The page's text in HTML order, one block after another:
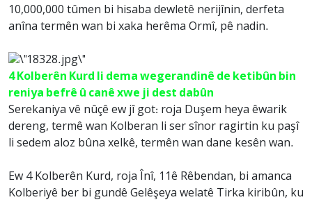
10,000,000 tûmen bi hisaba dewletê nerijînin, derfeta
anîna termên wan bi xaka herêma Ormî, pê nadin.
4 Kolberên Kurd li dema wegerandinê de ketibûn bin
reniya befrê û canê xwe ji dest dabûn
Serekaniya vê nûçê ew jî got: roja Duşem heya êwarik
dereng, termê wan Kolberan li ser sînor ragirtin ku paşî
li sedem aloz bûna xelkê, termên wan dane kesên wan.
Ew 4 Kolberên Kurd, roja Înî, 11ê Rêbendan, bi amanca
Kolberiyê ber bi gundê Gelêşeya welatê Tirka kiribûn, ku